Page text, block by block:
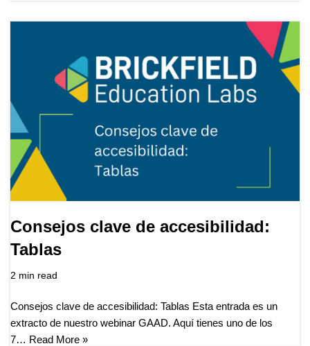
Consejos clave de accesibilidad:
Tablas
2 min read
Consejos clave de accesibilidad: Tablas Esta entrada es un
extracto de nuestro webinar GAAD. Aquí tienes uno de los
7… Read More »